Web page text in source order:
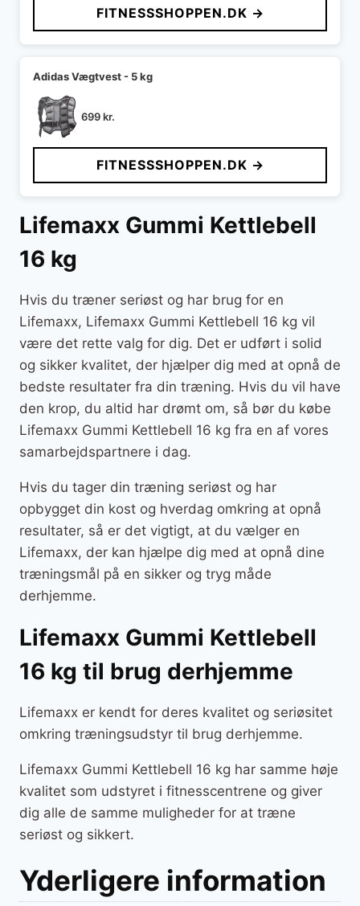
FITNESSSHOPPEN.DK →
Adidas Vægtvest - 5 kg
699kr.
FITNESSSHOPPEN.DK →
Lifemaxx Gummi Kettlebell
16 kg
Hvis du træner seriøst og har brug for en
Lifemaxx, Lifemaxx Gummi Kettlebell 16 kg vil
være det rette valg for dig. Det er udført i solid
og sikker kvalitet, der hjælper dig med at opnå de
bedste resultater fra din træning. Hvis du vil have
den krop, du altid har drømt om, så bør du købe
Lifemaxx Gummi Kettlebell 16 kg fra en af vores
samarbejdspartnere i dag.
Hvis du tager din træning seriøst og har
opbygget din kost og hverdag omkring at opnå
resultater, så er det vigtigt, at du vælger en
Lifemaxx, der kan hjælpe dig med at opnå dine
træningsmål på en sikker og tryg måde
derhjemme.
Lifemaxx Gummi Kettlebell
16 kg til brug derhjemme
Lifemaxx er kendt for deres kvalitet og seriøsitet
omkring træningsudstyr til brug derhjemme.
Lifemaxx Gummi Kettlebell 16 kg har samme høje
kvalitet som udstyret i fitnesscentrene og giver
dig alle de samme muligheder for at træne
seriøst og sikkert.
Yderligere information